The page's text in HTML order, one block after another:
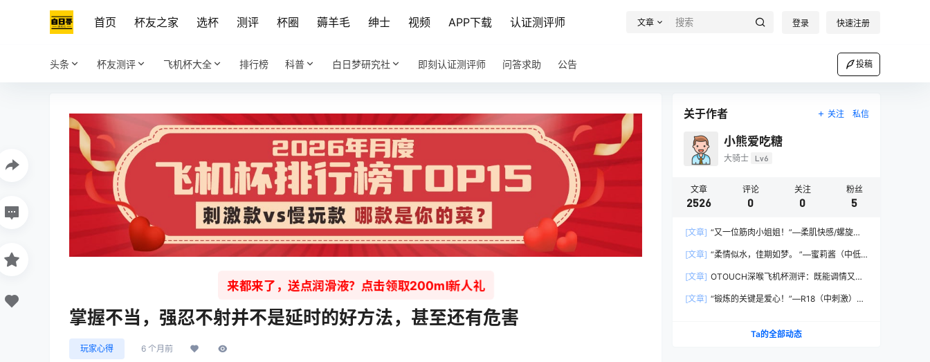
首页 杯友之家 选杯 测评 杯圈 薅羊毛 绅士 视频 APP下载 认证测评师 文章 登录 快速注册
头条 杯友测评 飞机杯大全 排行榜 科普 白日梦研究社 即刻认证测评师 问答求助 公告 投稿
来都来了，送点润滑液？点击领取200ml新人礼
掌握不当，强忍不射并不是延时的好方法，甚至还有危害
玩家心得 6 个月前
关于作者 关注 私信
小熊爱吃糖
大骑士 Lv6
文章
2526
评论
0
关注
0
粉丝
5
[文章] “又一位筋肉小姐姐！”—柔肌快感/螺旋四
[文章] “柔情似水，佳期如梦。 ”—蜜莉酱（中低
[文章] OTOUCH深喉飞机杯测评：既能调情又能
[文章] “锻炼的关键是爱心！”—R18（中刺激）评
Ta的全部动态